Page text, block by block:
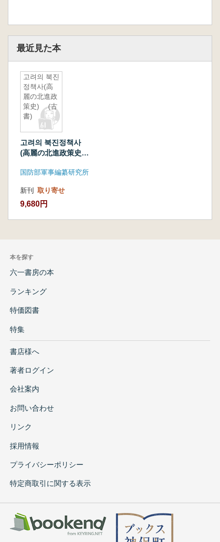
最近見た本
고려의 북진
정책사(高
麗の北進政
策史) (古
書)
고려의 북진정책사
(高麗の北進政策史)
国防部軍事編纂研究所
新刊 取り寄せ
9,680円
本を探す
六一書房の本
ランキング
特価図書
特集
書店様へ
著者ログイン
会社案内
お問い合わせ
リンク
採用情報
プライバシーポリシー
特定商取引に関する表示